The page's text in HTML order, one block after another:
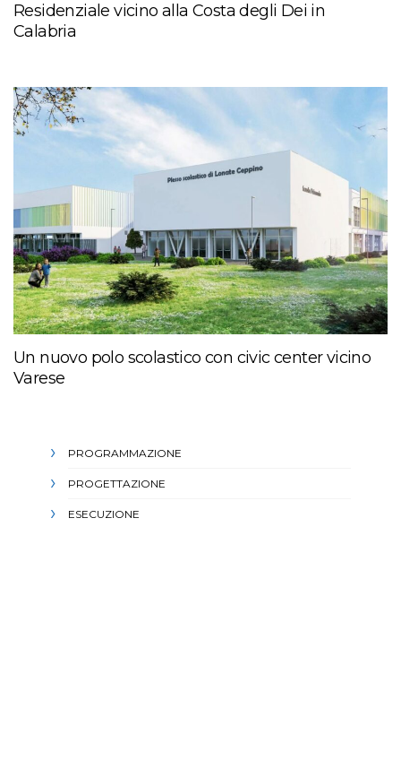
Residenziale vicino alla Costa degli Dei in
Calabria
Un nuovo polo scolastico con civic center vicino
Varese
PROGRAMMAZIONE
PROGETTAZIONE
ESECUZIONE